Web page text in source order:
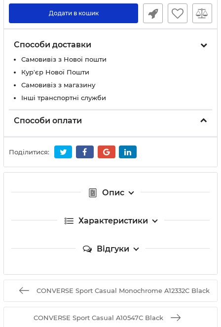
Додати в кошик
Способи доставки
Самовивіз з Нової пошти
Кур'єр Нової Пошти
Самовивіз з магазину
Інші транспортні служби
Способи оплати
Поділитися:
Опис
Характеристики
Відгуки
CONVERSE Sport Casual Monochrome A12332C Black
CONVERSE Sport Casual A10547C Black